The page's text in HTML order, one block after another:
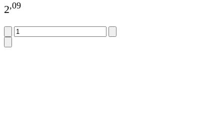
2,09